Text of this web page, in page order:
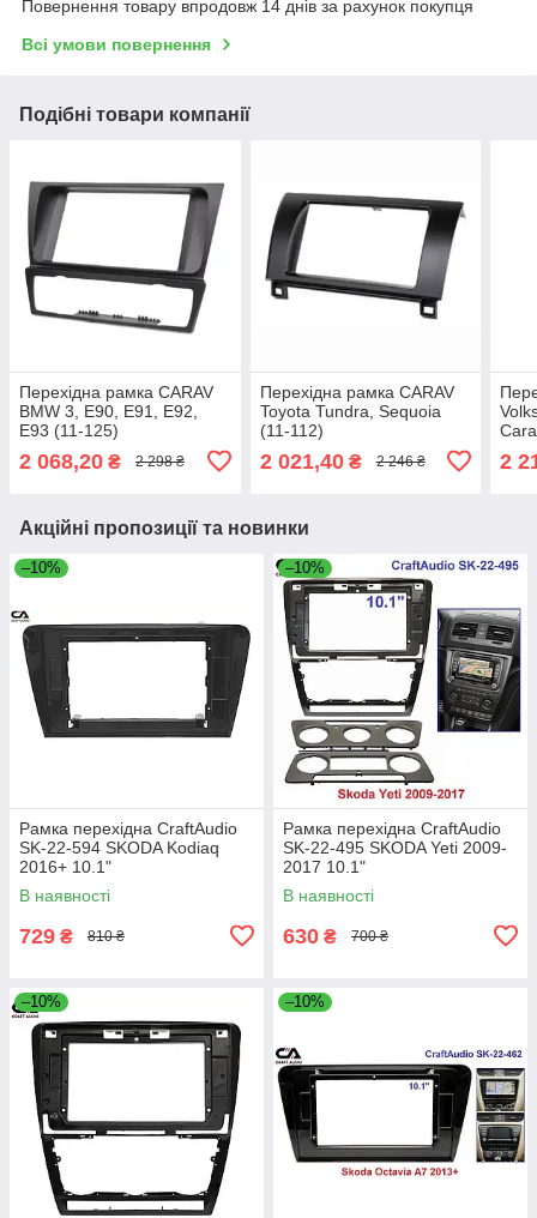
Повернення товару впродовж 14 днів за рахунок покупця
Всі умови повернення
Подібні товари компанії
Перехідна рамка CARAV
BMW 3, E90, E91, E92,
E93 (11-125)
2 068,20 ₴ 2 298 ₴
Перехідна рамка CARAV
Toyota Tundra, Sequoia
(11-112)
2 021,40₴ 2 246 ₴ 2
Акційні пропозиції та новинки
–10%
Рамка перехідна CraftAudio
SK-22-594 SKODA Kodiaq
2016+ 10.1"
В наявності
729 ₴ 810 ₴
–10%
Рамка перехідна CraftAudio
SK-22-495 SKODA Yeti 2009-
2017 10.1"
В наявності
630 ₴ 700 ₴
–10% –10%